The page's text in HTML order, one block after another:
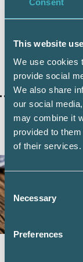
This website
We use cookies
provide social
We also share
our social
may combine it
provided to
of their services.
Consent
Selection
Necessary
Preferences
SRF
AKTUELLA